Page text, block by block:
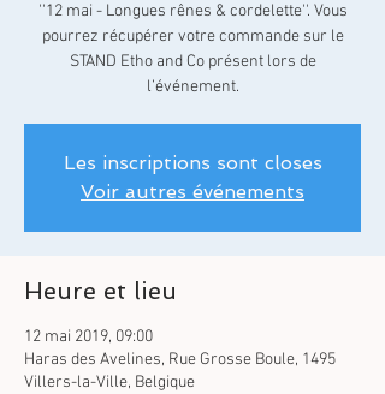
''12 mai - Longues rênes & cordelette''. Vous
pourrez récupérer votre commande sur le
STAND Etho and Co présent lors de
l’événement.
Les inscriptions sont closes
Voir autres événements
Heure et lieu
12 mai 2019, 09:00
Haras des Avelines, Rue Grosse Boule, 1495
Villers-la-Ville, Belgique